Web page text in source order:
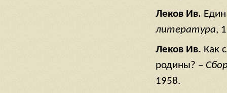
Леков Ив.
литература,
Леков Ив. Как
родины? –
1958.